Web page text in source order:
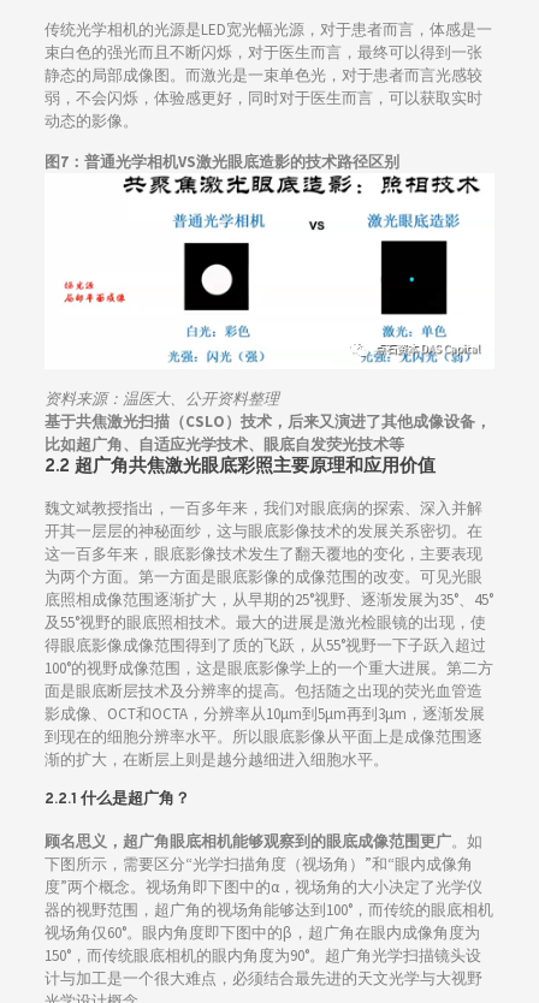
传统光学相机的光源是LED宽光幅光源，对于患者而言，体感是一
束白色的强光而且不断闪烁，对于医生而言，最终可以得到一张
静态的局部成像图。而激光是一束单色光，对于患者而言光感较
弱，不会闪烁，体验感更好，同时对于医生而言，可以获取实时
动态的影像。
图7：普通光学相机VS激光眼底造影的技术路径区别
资料来源： 温医大、公开资料整理
基于共焦激光扫描（CSLO）技术，后来又演进了其他成像设备，
比如超广角、自适应光学技术、眼底自发荧光技术等
2.2 超广角共焦激光眼底彩照主要原理和应用价值
魏文斌教授指出，一百多年来，我们对眼底病的探索、深入并解
开其一层层的神秘面纱，这与眼底影像技术的发展关系密切。在
这一百多年来，眼底影像技术发生了翻天覆地的变化，主要表现
为两个方面。第一方面是眼底影像的成像范围的改变。可见光眼
底照相成像范围逐渐扩大，从早期的25°视野、逐渐发展为35°、45°
及55°视野的眼底照相技术。最大的进展是激光检眼镜的出现，使
得眼底影像成像范围得到了质的飞跃，从55°视野一下子跃入超过
100°的视野成像范围，这是眼底影像学上的一个重大进展。第二方
面是眼底断层技术及分辨率的提高。包括随之出现的荧光血管造
影成像、OCT和OCTA，分辨率从10μm到5μm再到3μm，逐渐发展
到现在的细胞分辨率水平。所以眼底影像从平面上是成像范围逐
渐的扩大，在断层上则是越分越细进入细胞水平。
2.2.1 什么是超广角？
顾名思义，超广角眼底相机能够观察到的眼底成像范围更广。如
下图所示，需要区分“光学扫描角度（视场角）”和“眼内成像角
度”两个概念。视场角即下图中的α，视场角的大小决定了光学仪
器的视野范围，超广角的视场角能够达到100°，而传统的眼底相机
视场角仅60°。眼内角度即下图中的β，超广角在眼内成像角度为
150°，而传统眼底相机的眼内角度为90°。超广角光学扫描镜头设
计与加工是一个很大难点，必须结合最先进的天文光学与大视野